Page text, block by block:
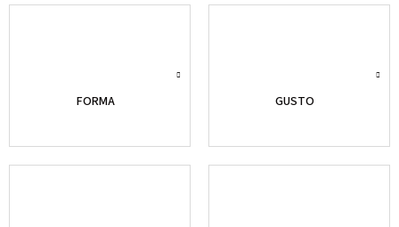
FORMA GUSTO